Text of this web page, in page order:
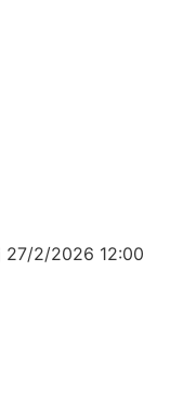
27/2/2026 12:00